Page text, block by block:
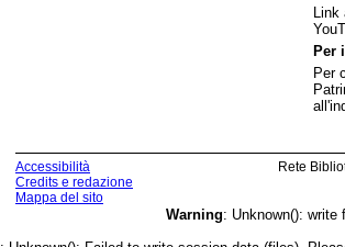
Link
Per
Per
Accessibilità
Credits e redazione
Mappa del sito
Rete
Warning: Unknown(): write